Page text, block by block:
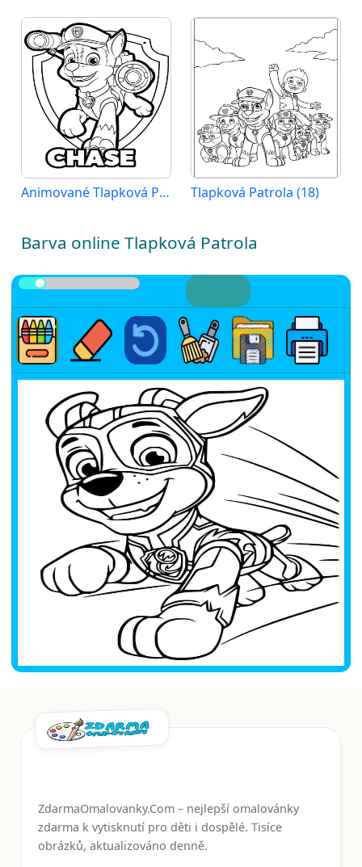
Animované Tlapková Patrola Tlapková Patrola (18)
Barva online Tlapková Patrola
ZdarmaOmalovanky.Com – nejlepší omalovánky
zdarma k vytisknutí pro děti i dospělé. Tisíce
obrázků, aktualizováno denně.